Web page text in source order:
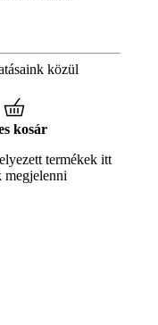
közül
kosár
termékek itt
megjelenni